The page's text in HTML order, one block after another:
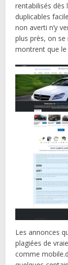
rentabilisés dès
duplicables
non averti n’y
plus près, on
montrent que
Les annonces
plagiées de
comme